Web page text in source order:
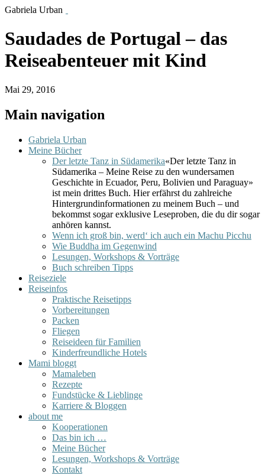
Gabriela Urban
Saudades de Portugal – das
Reiseabenteuer mit Kind
Mai 29, 2016
Main navigation
Gabriela Urban
Meine Bücher
Der letzte Tanz in Südamerika«Der letzte Tanz in
Südamerika – Meine Reise zu den wundersamen
Geschichte in Ecuador, Peru, Bolivien und Paraguay»
ist mein drittes Buch. Hier erfährst du zahlreiche
Hintergrundinformationen zu meinem Buch – und
bekommst sogar exklusive Leseproben, die du dir sogar
anhören kannst.
Wenn ich groß bin, werd‘ ich auch ein Machu Picchu
Wie Buddha im Gegenwind
Lesungen, Workshops & Vorträge
Buch schreiben Tipps
Reiseziele
Reiseinfos
Praktische Reisetipps
Vorbereitungen
Packen
Fliegen
Reiseideen für Familien
Kinderfreundliche Hotels
Mami bloggt
Mamaleben
Rezepte
Fundstücke & Lieblinge
Karriere & Bloggen
about me
Kooperationen
Das bin ich …
Meine Bücher
Lesungen, Workshops & Vorträge
Kontakt